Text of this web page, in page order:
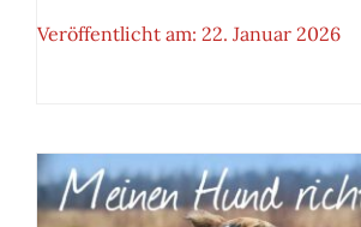
Artgerechte
Veröffentlicht am: 22. Januar 2026